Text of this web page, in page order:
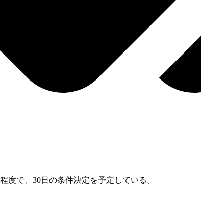
度で、30日の条件決定を予定している。